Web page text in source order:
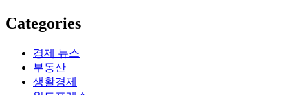
Categories
경제 뉴스
부동산
생활경제